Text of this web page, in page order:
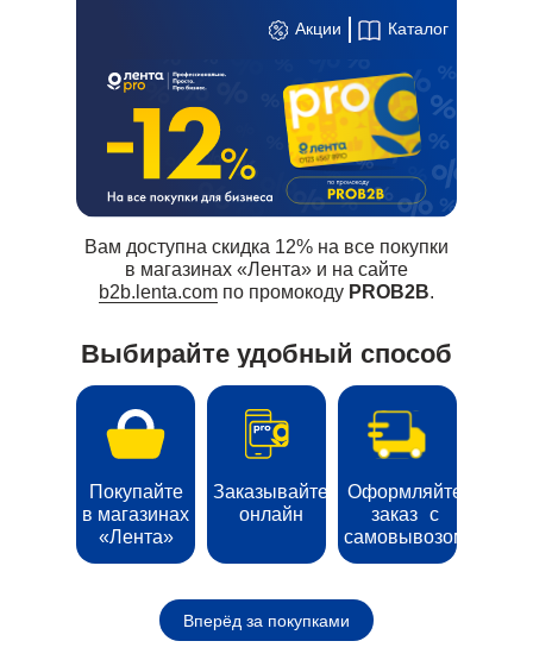
Акции Каталог
Вам доступна скидка 12% на все покупки
в магазинах «Лента» и на сайте
b2b.lenta.com по промокоду PROB2B.
Выбирайте удобный способ
Покупайте
в магазинах
«Лента»
Заказывайте
онлайн
Оформляйте
заказ с
самовывозом
Вперёд за покупками